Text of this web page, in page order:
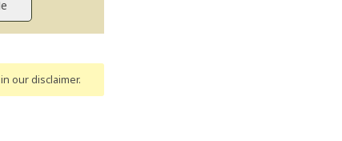
in our disclaimer.